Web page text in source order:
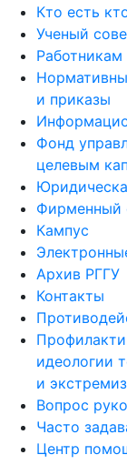
Кто есть
Ученый
Работникам
и приказы
Фонд
целевым
Фирменный
Кампус
Архив РГГУ
Контакты
идеологии
и
Вопрос
Часто
Центр